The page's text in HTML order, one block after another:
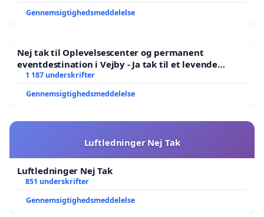
Gennemsigtighedsmeddelelse
Nej tak til Oplevelsescenter og permanent
eventdestination i Vejby - Ja tak til et levende
lokalområde i balance
1 187 underskrifter
Gennemsigtighedsmeddelelse
Luftledninger Nej Tak
Luftledninger Nej Tak
851 underskrifter
Gennemsigtighedsmeddelelse